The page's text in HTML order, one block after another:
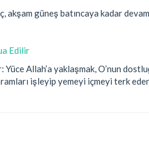
akşam güneş batıncaya kadar
Edilir
Yüce Allah’a yaklaşmak, O’nun
işleyip yemeyi içmeyi terk